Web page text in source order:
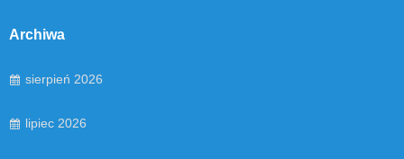
Archiwa
sierpień 2026
lipiec 2026